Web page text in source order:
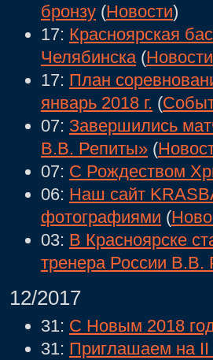
бронзу (Новости)
17: Красноярская
Челябинска (Новости
17: План
январь 2018 г. (
07: Завершились
В.В. Репиты» (
07: С Рождеством
06: Наш сайт
фотографиями (
03: В Красноярске
тренера России В.В.
12/2017
31: С Новым 2018
31: Приглашаем на II